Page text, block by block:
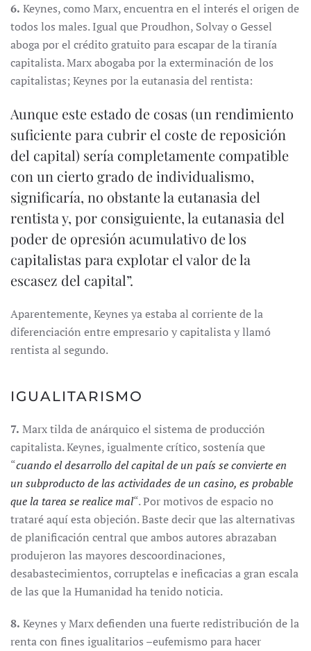
6. Keynes, como Marx, encuentra en el interés el origen de
todos los males. Igual que Proudhon, Solvay o Gessel
aboga por el crédito gratuito para escapar de la tiranía
capitalista. Marx abogaba por la exterminación de los
capitalistas; Keynes por la eutanasia del rentista:
Aunque este estado de cosas (un rendimiento
suficiente para cubrir el coste de reposición
del capital) sería completamente compatible
con un cierto grado de individualismo,
significaría, no obstante la eutanasia del
rentista y, por consiguiente, la eutanasia del
poder de opresión acumulativo de los
capitalistas para explotar el valor de la
escasez del capital”.
Aparentemente, Keynes ya estaba al corriente de la
diferenciación entre empresario y capitalista y llamó
rentista al segundo.
IGUALITARISMO
7. Marx tilda de anárquico el sistema de producción
capitalista. Keynes, igualmente crítico, sostenía que
“cuando el desarrollo del capital de un país se convierte en
un subproducto de las actividades de un casino, es probable
que la tarea se realice mal“. Por motivos de espacio no
trataré aquí esta objeción. Baste decir que las alternativas
de planificación central que ambos autores abrazaban
produjeron las mayores descoordinaciones,
desabastecimientos, corruptelas e ineficacias a gran escala
de las que la Humanidad ha tenido noticia.
8. Keynes y Marx defienden una fuerte redistribución de la
renta con fines igualitarios –eufemismo para hacer